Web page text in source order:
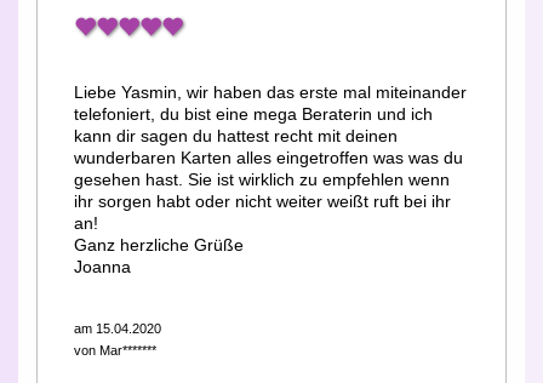
Liebe Yasmin, wir haben das erste mal miteinander
telefoniert, du bist eine mega Beraterin und ich
kann dir sagen du hattest recht mit deinen
wunderbaren Karten alles eingetroffen was was du
gesehen hast. Sie ist wirklich zu empfehlen wenn
ihr sorgen habt oder nicht weiter weißt ruft bei ihr
an!
Ganz herzliche Grüße
Joanna
am 15.04.2020
von Mar*******